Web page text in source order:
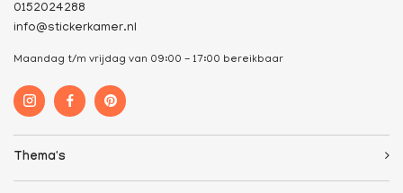
0152024288
info@stickerkamer.nl
Maandag t/m vrijdag van 09:00 - 17:00 bereikbaar
Thema's